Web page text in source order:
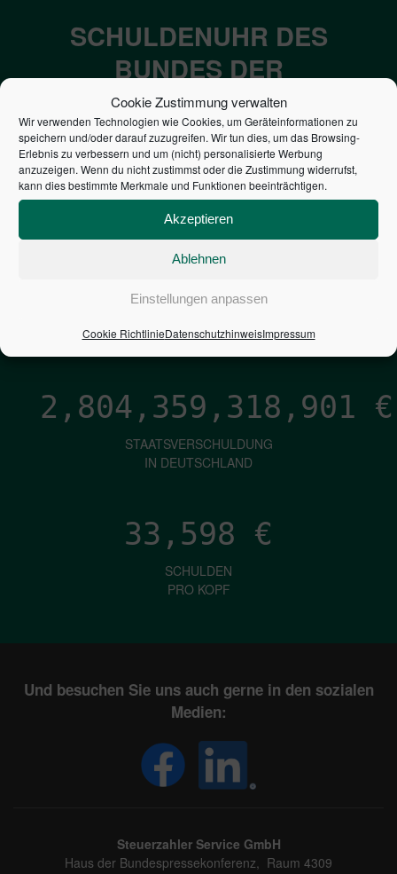
Cookie Zustimmung verwalten
Wir verwenden Technologien wie Cookies, um Geräteinformationen zu
speichern und/oder darauf zuzugreifen. Wir tun dies, um das Browsing-
Erlebnis zu verbessern und um (nicht) personalisierte Werbung
anzuzeigen. Wenn du nicht zustimmst oder die Zustimmung widerrufst,
kann dies bestimmte Merkmale und Funktionen beeinträchtigen.
Akzeptieren
Ablehnen
Einstellungen anpassen
Cookie RichtlinieDatenschutzhinweisImpressum
SCHULDENUHR DES
BUNDES DER
STEUERZAHLER
7,052€
NEUVERSCHULDUNG
PRO SEKUNDE
2,804,359,320,170 €
STAATSVERSCHULDUNG
IN DEUTSCHLAND
33,598 €
SCHULDEN
PRO KOPF
Und besuchen Sie uns auch gerne in den sozialen
Medien:
Steuerzahler Service GmbH
Haus der Bundespressekonferenz, Raum 4309